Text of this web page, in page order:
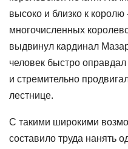
высоко и близко к
многочисленных
выдвинул кардинал
человек быстро
и стремительно
лестнице.
С такими широкими
составило труда нанять